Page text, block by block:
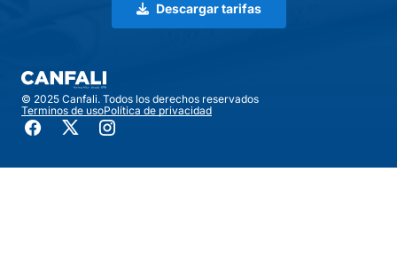
Descargar tarifas
© 2025 Canfali. Todos los derechos reservados
Terminos de usoPolítica de privacidad